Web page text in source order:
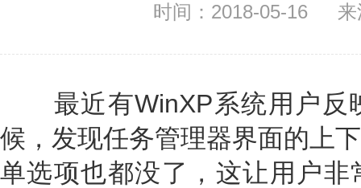
时间：2018-05-16
最近有WinXP系统用户反
候，发现任务管理器界面的上
单选项也都没了，这让用户非